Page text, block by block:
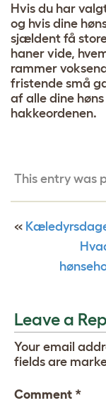
Hvis du har
og hvis dine
sjældent få
haner vide,
rammer
fristende små
af alle dine
hakkeordenen.
This entry was
«
Leave a
Your email
fields are
Comment *